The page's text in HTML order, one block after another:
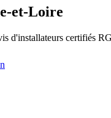
et-Loire
d'installateurs certifiés